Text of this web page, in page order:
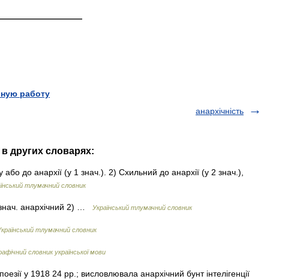
работу
анархічність
других словарях:
до анархії (у 1 знач.). 2) Схильний до анархії (у 2 знач.),
тлумачний словник
анархічний 2) … Український тлумачний словник
тлумачний словник
словник української мови
у 1918 24 рр.; висловлювала анархічний бунт інтелігенції